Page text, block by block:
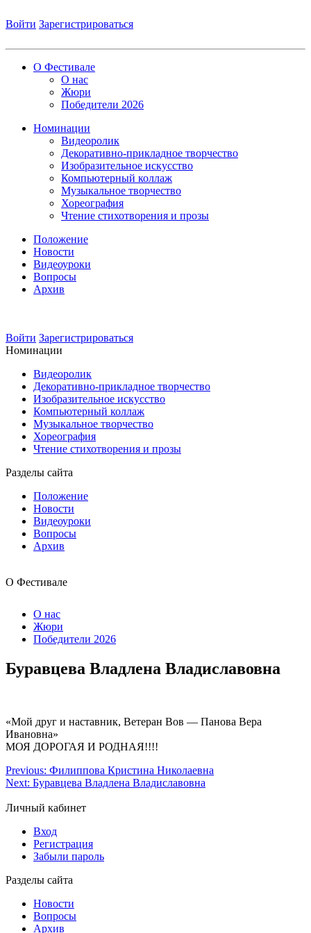
Войти Зарегистрироваться
О Фестивале
О нас
Жюри
Победители 2026
Номинации
Видеоролик
Декоративно-прикладное творчество
Изобразительное искусство
Компьютерный коллаж
Музыкальное творчество
Хореография
Чтение стихотворения и прозы
Положение
Новости
Видеоуроки
Вопросы
Архив
Войти Зарегистрироваться
Номинации
Видеоролик
Декоративно-прикладное творчество
Изобразительное искусство
Компьютерный коллаж
Музыкальное творчество
Хореография
Чтение стихотворения и прозы
Разделы сайта
Положение
Новости
Видеоуроки
Вопросы
Архив
О Фестивале
О нас
Жюри
Победители 2026
Буравцева Владлена Владиславовна
«Мой друг и наставник, Ветеран Вов — Панова Вера
Ивановна»
МОЯ ДОРОГАЯ И РОДНАЯ!!!!
Previous: Филиппова Кристина Николаевна
Next: Буравцева Владлена Владиславовна
Личный кабинет
Вход
Регистрация
Забыли пароль
Разделы сайта
Новости
Вопросы
Архив